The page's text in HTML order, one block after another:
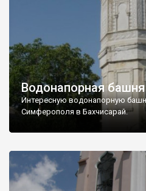
Водонапорная
Интересную водонапорную
Симферополя в Бахчисарай.